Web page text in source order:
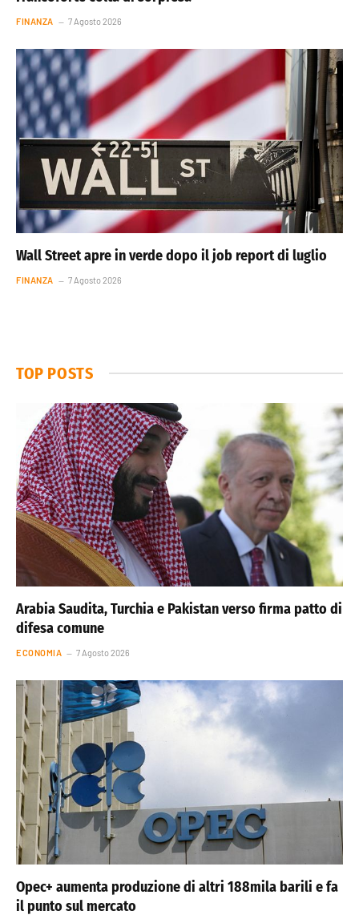
FINANZA 7 Agosto 2026
Wall Street apre in verde dopo il job report di luglio
FINANZA 7 Agosto 2026
TOP POSTS
Arabia Saudita, Turchia e Pakistan verso firma patto di
difesa comune
ECONOMIA 7 Agosto 2026
Opec+ aumenta produzione di altri 188mila barili e fa
il punto sul mercato